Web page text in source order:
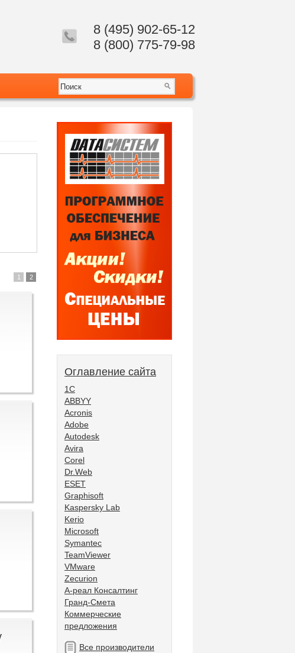
8 (495) 902-65-12
8 (800) 775-79-98
1 2
Оглавление сайта
1С
ABBYY
Acronis
Adobe
Autodesk
Avira
Corel
Dr.Web
ESET
Graphisoft
Kaspersky Lab
Kerio
Microsoft
Symantec
TeamViewer
VMware
Zecurion
А-реал Консалтинг
Гранд-Смета
Коммерческие
предложения
Все производители